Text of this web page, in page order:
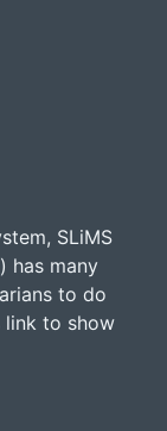
SLiMS
has many
to do
link to show